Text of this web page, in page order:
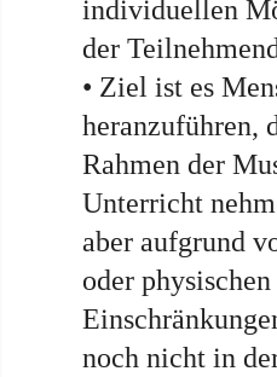
individuellen
der
• Ziel ist es
heranzuführen,
Rahmen der
Unterricht
aber aufgrund
oder physischen
noch nicht in